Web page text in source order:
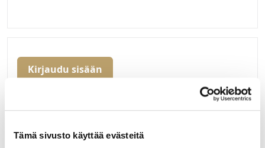
Tämä sivusto käyttää evästeitä
Kirjaudu sisään
verkkokauppaamme, niin olkaa yhteydessä